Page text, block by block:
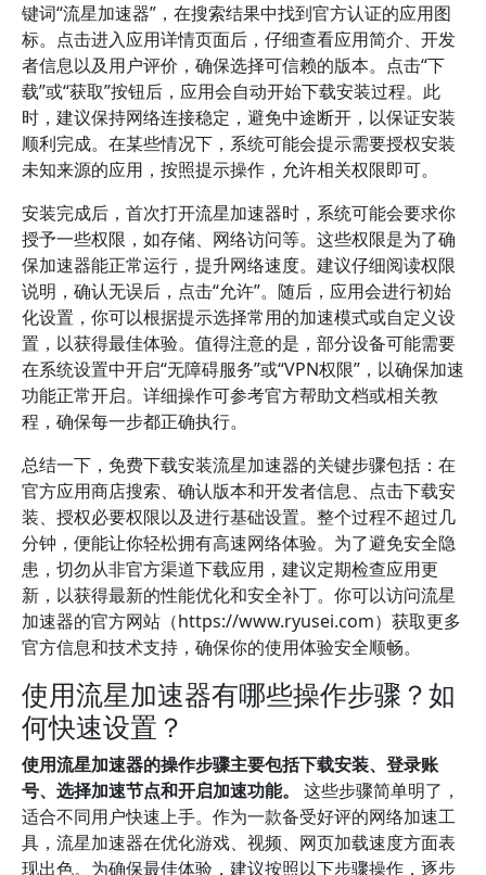
键词“流星加速器”，在搜索结果中找到官方认证的应用图
标。点击进入应用详情页面后，仔细查看应用简介、开发
者信息以及用户评价，确保选择可信赖的版本。点击“下
载”或“获取”按钮后，应用会自动开始下载安装过程。此
时，建议保持网络连接稳定，避免中途断开，以保证安装
顺利完成。在某些情况下，系统可能会提示需要授权安装
未知来源的应用，按照提示操作，允许相关权限即可。
安装完成后，首次打开流星加速器时，系统可能会要求你
授予一些权限，如存储、网络访问等。这些权限是为了确
保加速器能正常运行，提升网络速度。建议仔细阅读权限
说明，确认无误后，点击“允许”。随后，应用会进行初始
化设置，你可以根据提示选择常用的加速模式或自定义设
置，以获得最佳体验。值得注意的是，部分设备可能需要
在系统设置中开启“无障碍服务”或“VPN权限”，以确保加速
功能正常开启。详细操作可参考官方帮助文档或相关教
程，确保每一步都正确执行。
总结一下，免费下载安装流星加速器的关键步骤包括：在
官方应用商店搜索、确认版本和开发者信息、点击下载安
装、授权必要权限以及进行基础设置。整个过程不超过几
分钟，便能让你轻松拥有高速网络体验。为了避免安全隐
患，切勿从非官方渠道下载应用，建议定期检查应用更
新，以获得最新的性能优化和安全补丁。你可以访问流星
加速器的官方网站（https://www.ryusei.com）获取更多
官方信息和技术支持，确保你的使用体验安全顺畅。
使用流星加速器有哪些操作步骤？如
何快速设置？
使用流星加速器的操作步骤主要包括下载安装、登录账
号、选择加速节点和开启加速功能。
这些步骤简单明了，
适合不同用户快速上手。作为一款备受好评的网络加速工
具，流星加速器在优化游戏、视频、网页加载速度方面表
现出色。为确保最佳体验，建议按照以下步骤操作，逐步